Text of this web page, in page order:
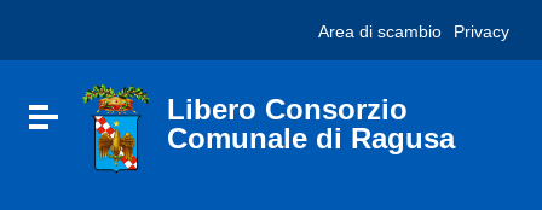
sito
include
Vai al footer
Area di scambio Privacy
Attiva / disattiva la navigazione
Libero Consorzio
Comunale di Ragusa